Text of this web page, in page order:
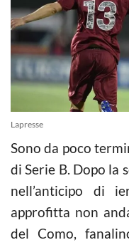
Lapresse
Sono da poco
di Serie B. Dopo la
nell’anticipo di
approfitta non
del Como,